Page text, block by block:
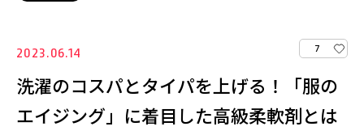
2023.06.14 7
洗濯のコスパとタイパを上げる！「服の
エイジング」に着目した高級柔軟剤とは